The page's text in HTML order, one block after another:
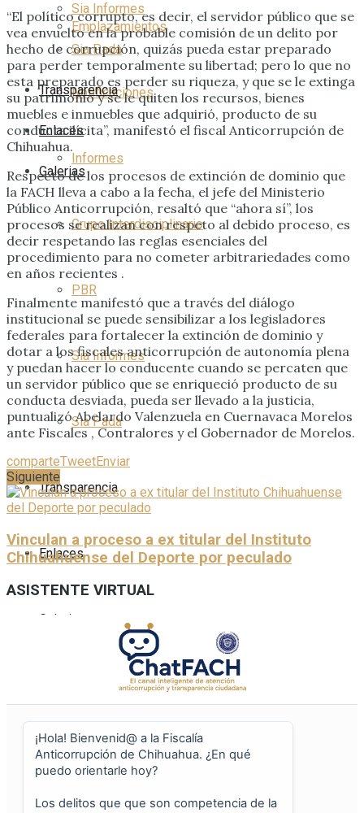
Emplazamientos
Notificaciones
Informes
Grupo Interdisciplinario
PBR
Sia Informes
Sia Pada
Transparencia
Enlaces
Galerias
Sin resultados
Sia Informes
Sia Pada
Transparencia
Enlaces
Galerias
“El político corrupto, es decir, el servidor público que se
vea envuelto en la probable comisión de un delito por
hecho de corrupción, quizás pueda estar preparado
para perder temporalmente su libertad; pero lo que no
esta preparado es perder su riqueza, y que se le extinga
su patrimonio y se le quiten los recursos, bienes
muebles e inmuebles que adquirió, producto de su
conducta ilícita”, manifestó el fiscal Anticorrupción de
Chihuahua.
Respecto de los procesos de extinción de dominio que
la FACH lleva a cabo a la fecha, el jefe del Ministerio
Público Anticorrupción, resaltó que “ahora sí”, los
procesos se realizan con respeto al debido proceso, es
decir respetando las reglas esenciales del
procedimiento para no cometer arbitrariedades como
en años recientes .
Finalmente manifestó que a través del diálogo
institucional se puede sensibilizar a los legisladores
federales para fortalecer la extinción de dominio y
dotar a los fiscales anticorrupción de autonomía plena
y puedan hacer lo conducente cuando se percaten que
un servidor público que se enriqueció producto de su
conducta desviada, pueda ser llevado a la justicia,
puntualizó Abelardo Valenzuela en Cuernavaca Morelos
ante Fiscales , Contralores y el Gobernador de Morelos.
comparteTweetEnviar
Siguiente
Vinculan a proceso a ex titular del Instituto
Chihuahuense del Deporte por peculado
ASISTENTE VIRTUAL